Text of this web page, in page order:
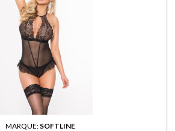
MARQUE: SOFTLINE